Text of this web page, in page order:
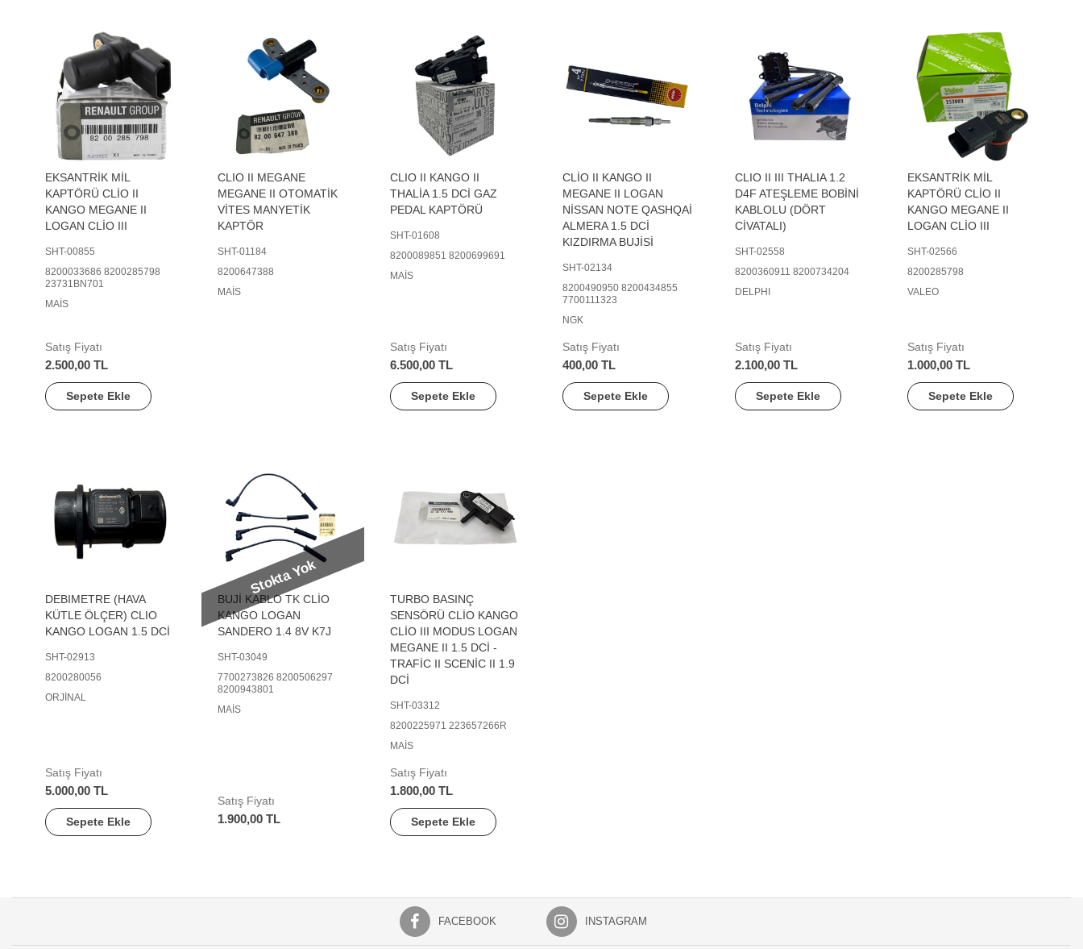
EKSANTRİK MİL
KAPTÖRÜ CLİO II
KANGO MEGANE II
LOGAN CLİO III
SHT-00855
8200033686 8200285798
23731BN701
MAİS
Satış Fiyatı
2.500,00 TL
Sepete Ekle
CLIO II MEGANE
MEGANE II OTOMATİK
VİTES MANYETİK
KAPTÖR
SHT-01184
8200647388
MAİS
CLIO II KANGO II
THALİA 1.5 DCİ GAZ
PEDAL KAPTÖRÜ
SHT-01608
8200089851 8200699691
MAİS
Satış Fiyatı
6.500,00 TL
Sepete Ekle
CLİO II KANGO II
MEGANE II LOGAN
NİSSAN NOTE QASHQAİ
ALMERA 1.5 DCİ
KIZDIRMA BUJİSİ
SHT-02134
8200490950 8200434855
7700111323
NGK
Satış Fiyatı
400,00 TL
Sepete Ekle
CLIO II III THALIA 1.2
D4F ATEŞLEME BOBİNİ
KABLOLU (DÖRT
CİVATALI)
SHT-02558
8200360911 8200734204
DELPHI
Satış Fiyatı
2.100,00 TL
Sepete Ekle
EKSANTRİK MİL
KAPTÖRÜ CLİO II
KANGO MEGANE II
LOGAN CLİO III
SHT-02566
8200285798
VALEO
Satış Fiyatı
1.000,00 TL
Sepete Ekle
DEBIMETRE (HAVA
KÜTLE ÖLÇER) CLIO
KANGO LOGAN 1.5 DCİ
SHT-02913
8200280056
ORJİNAL
Satış Fiyatı
5.000,00 TL
Sepete Ekle
Stokta Yok
BUJİ KABLO TK CLİO
KANGO LOGAN
SANDERO 1.4 8V K7J
SHT-03049
7700273826 8200506297
8200943801
MAİS
Satış Fiyatı
1.900,00 TL
TURBO BASINÇ
SENSÖRÜ CLİO KANGO
CLİO III MODUS LOGAN
MEGANE II 1.5 DCİ -
TRAFİC II SCENİC II 1.9
DCİ
SHT-03312
8200225971 223657266R
MAİS
Satış Fiyatı
1.800,00 TL
Sepete Ekle
FACEBOOK INSTAGRAM